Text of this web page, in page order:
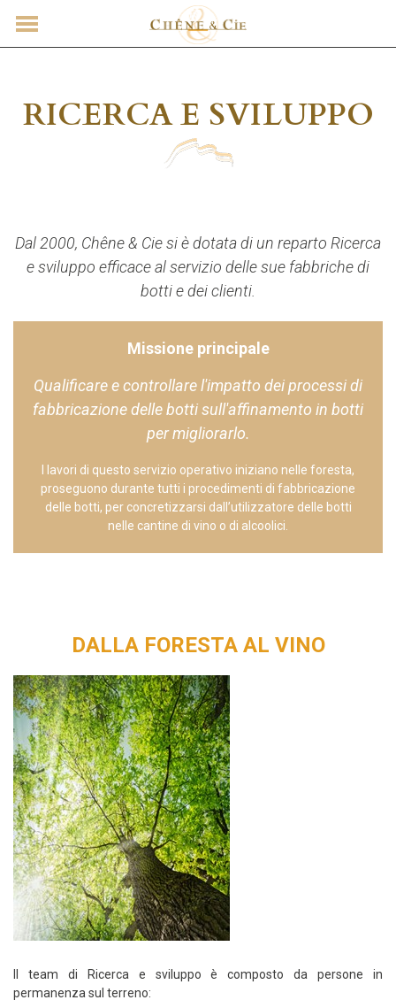
CONTATTO
RICERCA E SVILUPPO
Dal 2000, Chêne & Cie si è dotata di un reparto Ricerca
e sviluppo efficace al servizio delle sue fabbriche di
botti e dei clienti.
Missione principale
Qualificare e controllare l'impatto dei processi di
fabbricazione delle botti sull'affinamento in botti
per migliorarlo.
I lavori di questo servizio operativo iniziano nelle foresta,
proseguono durante tutti i procedimenti di fabbricazione
delle botti, per concretizzarsi dall’utilizzatore delle botti
nelle cantine di vino o di alcoolici.
DALLA FORESTA AL VINO
Il team di Ricerca e sviluppo è composto da persone in
permanenza sul terreno: